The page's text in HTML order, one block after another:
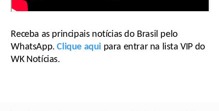
Receba as principais notícias do Brasil pelo
WhatsApp.Clique aqui para entrar na lista VIP do
WK Notícias.